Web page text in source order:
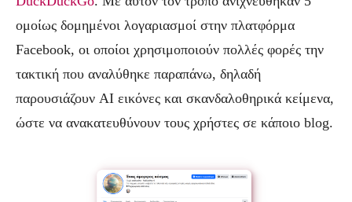
ομοίως δομημένοι λογαριασμοί στην πλατφόρμα
Facebook, οι οποίοι χρησιμοποιούν πολλές φορές την
τακτική που αναλύθηκε παραπάνω, δηλαδή
παρουσιάζουν AI εικόνες και σκανδαλοθηρικά κείμενα,
ώστε να ανακατευθύνουν τους χρήστες σε κάποιο blog.